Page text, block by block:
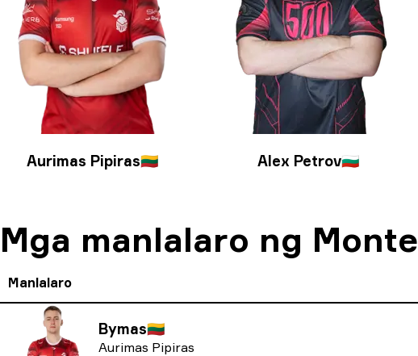
Aurimas Pipiras🇱🇹 Alex Petrov🇧🇬
Mga manlalaro ng Monte
Manlalaro
Bymas🇱🇹
Aurimas Pipiras